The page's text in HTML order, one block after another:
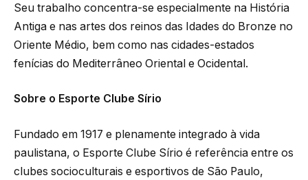
Seu trabalho concentra-se especialmente na História
Antiga e nas artes dos reinos das Idades do Bronze no
Oriente Médio, bem como nas cidades-estados
fenícias do Mediterrâneo Oriental e Ocidental.
Sobre o Esporte Clube Sírio
Fundado em 1917 e plenamente integrado à vida
paulistana, o Esporte Clube Sírio é referência entre os
clubes socioculturais e esportivos de São Paulo,